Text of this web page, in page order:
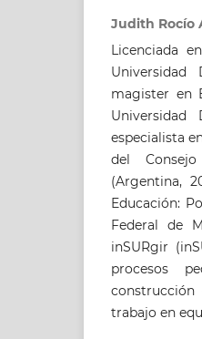
Judith Rocío
Licenciada
Universidad
magister en
Universidad
especialista
del
(Argentina,
Educación:
Federal de
inSURgir
procesos
construcción
trabajo en